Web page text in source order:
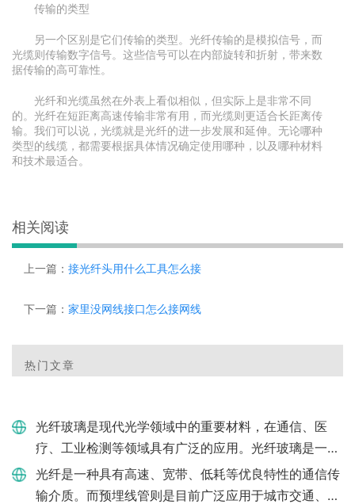
传输的类型
另一个区别是它们传输的类型。光纤传输的是模拟信号，而
光缆则传输数字信号。这些信号可以在内部旋转和折射，带来数
据传输的高可靠性。
光纤和光缆虽然在外表上看似相似，但实际上是非常不同
的。光纤在短距离高速传输非常有用，而光缆则更适合长距离传
输。我们可以说，光缆就是光纤的进一步发展和延伸。无论哪种
类型的线缆，都需要根据具体情况确定使用哪种，以及哪种材料
和技术最适合。
相关阅读
上一篇： 接光纤头用什么工具怎么接
下一篇： 家里没网线接口怎么接网线
热门文章
光纤玻璃是现代光学领域中的重要材料，在通信、医
疗、工业检测等领域具有广泛的应用。光纤玻璃是一种
特殊的玻璃材料，具有高透光率和低色散率特点。下
面，我们将深入了解光纤
光纤是一种具有高速、宽带、低耗等优良特性的通信传
输介质。而预埋线管则是目前广泛应用于城市交通、自